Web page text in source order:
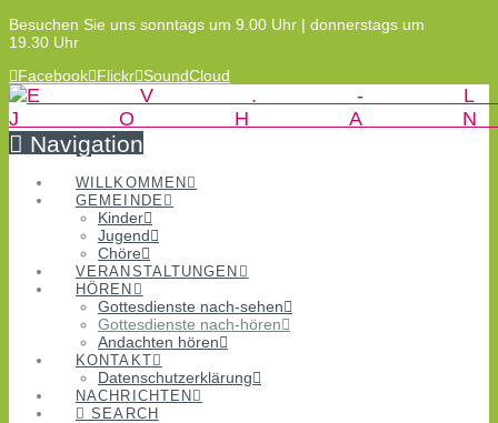
Besuchen Sie uns sonntags um 9.00 Uhr | donnerstags um
19.30 Uhr
Facebook Flickr SoundCloud
Navigation
WILLKOMMEN
GEMEINDE
Kinder
Jugend
Chöre
VERANSTALTUNGEN
HÖREN
Gottesdienste nach-sehen
Gottesdienste nach-hören
Andachten hören
KONTAKT
Datenschutzerklärung
NACHRICHTEN
SEARCH